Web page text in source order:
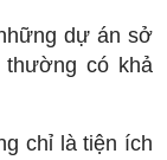
dự án sở
có khả
chỉ là tiện ích